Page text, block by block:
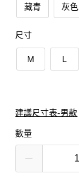
藏青 灰色
尺寸
M L
建議尺寸表-男款
數量